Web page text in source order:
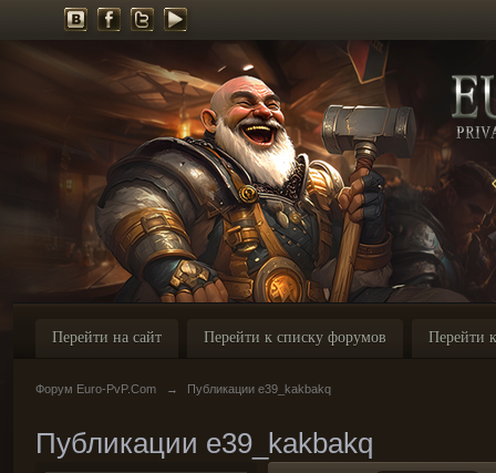
Перейти на сайт Перейти к списку форумов Перейти
Форум Euro-PvP.Com → Публикации e39_kakbakq
Публикации e39_kakbakq